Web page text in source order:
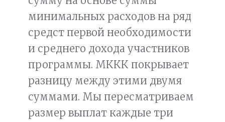
минимальных расходов на ряд
средст первой необходимости
и среднего дохода участников
программы. МККК покрывает
разницу между этими двумя
суммами. Мы пересматриваем
размер выплат каждые три